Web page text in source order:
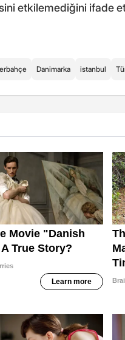
etkilemediğini ifade
Danimarka istanbul